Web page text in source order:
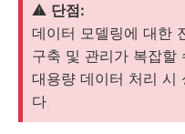
⚠️ 단점:
데이터 모델링에 대한
구축 및 관리가 복잡할
대용량 데이터 처리 시
다.